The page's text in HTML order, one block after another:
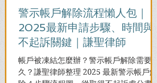
警示帳戶解除流程懶人包｜
2025最新申請步驟、時間與
不起訴關鍵｜謙聖律師
帳戶被凍結怎麼辦？警示帳戶解除需要多
久？謙聖律師整理 2025 最新警示帳戶解